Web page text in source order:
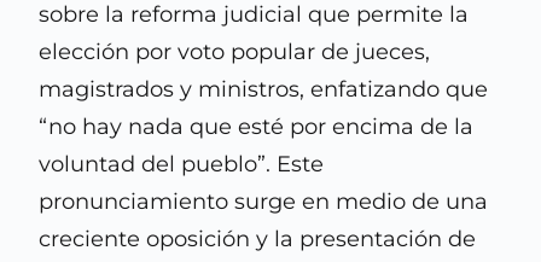
sobre la reforma judicial que permite la
elección por voto popular de jueces,
magistrados y ministros, enfatizando que
“no hay nada que esté por encima de la
voluntad del pueblo”. Este
pronunciamiento surge en medio de una
creciente oposición y la presentación de